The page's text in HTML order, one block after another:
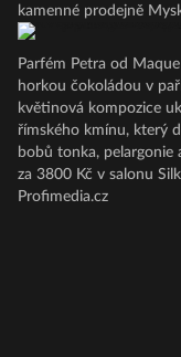
kamenné prodejně
Parfém Petra od
horkou čokoládou v
květinová kompozice
římského kmínu, který
bobů tonka, pelargonie
za 3800 Kč v salonu
Profimedia.cz